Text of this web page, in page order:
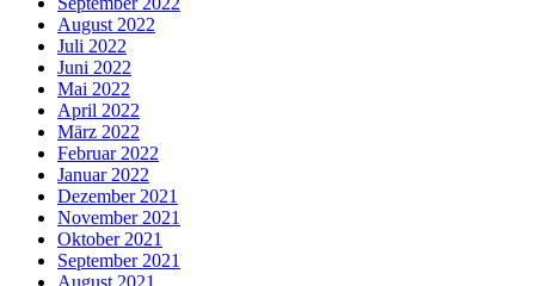
August 2022
Juli 2022
Juni 2022
Mai 2022
April 2022
März 2022
Februar 2022
Januar 2022
Dezember 2021
November 2021
Oktober 2021
September 2021
August 2021